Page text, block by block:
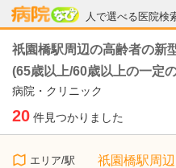
人で選べる医院検
病院なび
祇園橋駅周辺の高齢者の新
(65歳以上/60歳以上の一定
病院・クリニック
20 件見つかりました
エリア/駅 祇園橋駅周辺